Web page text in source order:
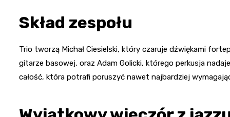
Skład zespołu
Trio tworzą Michał Ciesielski, który czaruje dźwiękami
gitarze basowej, oraz Adam Golicki, którego perkusja
całość, która potrafi poruszyć nawet najbardziej